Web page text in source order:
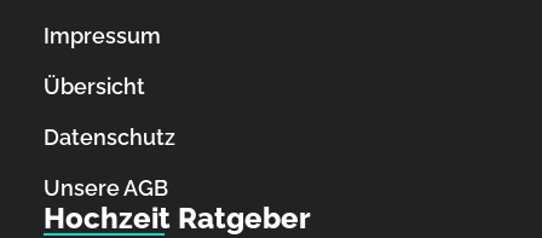
Impressum
Übersicht
Datenschutz
Unsere AGB
Hochzeit Ratgeber